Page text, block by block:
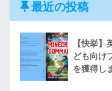
最近の投稿
【快挙
ども向け
を獲得し